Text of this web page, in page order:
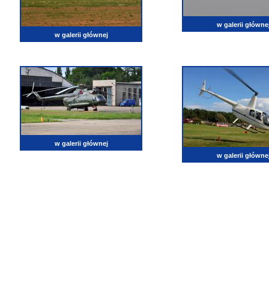
w galerii głównej
w galerii
w galerii głównej
w galerii